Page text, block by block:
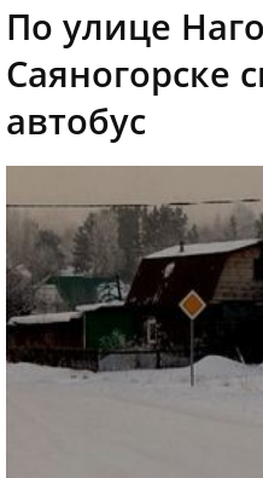
По улице
Саяногорске
автобус